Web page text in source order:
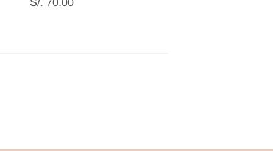
habitual
S/. 70.00